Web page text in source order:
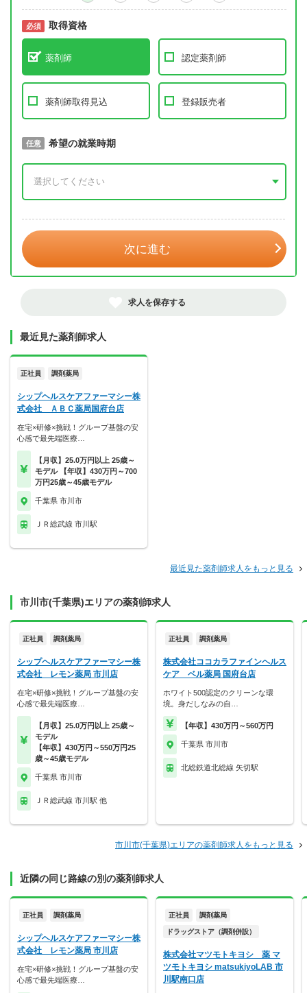
必須 取得資格
薬剤師 認定薬剤師
薬剤師取得見込 登録販売者
必須 取得予定年
任意 希望の就業時期
次に進む
求人を保存する
最近見た薬剤師求人
正社員 調剤薬局
シップヘルスケアファーマシー株
式会社 ＡＢＣ薬局国府台店
在宅×研修×挑戦！グループ基盤の安
心感で最先端医療…
【月収】25.0万円以上 25歳～
モデル 【年収】430万円～700
万円25歳～45歳モデル
千葉県 市川市
ＪＲ総武線 市川駅
最近見た薬剤師求人をもっと見る
市川市(千葉県)エリアの薬剤師求人
正社員 調剤薬局
シップヘルスケアファーマシー株
式会社 レモン薬局 市川店
在宅×研修×挑戦！グループ基盤の安
心感で最先端医療…
【月収】25.0万円以上 25歳～
モデル
【年収】430万円～550万円25
歳～45歳モデル
千葉県 市川市
ＪＲ総武線 市川駅 他
正社員 調剤薬局
株式会社ココカラファインヘルス
ケア ベル薬局 国府台店
ホワイト500認定のクリーンな環
境。身だしなみの自…
【年収】430万円～560万円
千葉県 市川市
北総鉄道北総線 矢切駅
市川市(千葉県)エリアの薬剤師求人をもっと見る
近隣の同じ路線の別の薬剤師求人
正社員 調剤薬局
シップヘルスケアファーマシー株
式会社 レモン薬局 市川店
在宅×研修×挑戦！グループ基盤の安
心感で最先端医療…
正社員 調剤薬局
ドラッグストア（調剤併設）
株式会社マツモトキヨシ 薬 マ
ツモトキヨシ matsukiyoLAB 市
川駅南口店